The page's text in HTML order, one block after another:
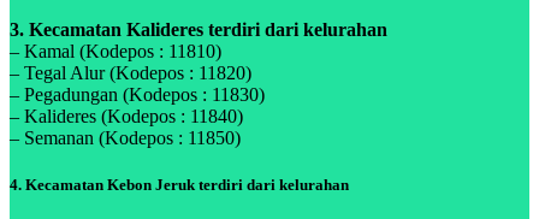
3. Kecamatan Kalideres terdiri dari kelurahan
– Kamal (Kodepos : 11810)
– Tegal Alur (Kodepos : 11820)
– Pegadungan (Kodepos : 11830)
– Kalideres (Kodepos : 11840)
– Semanan (Kodepos : 11850)
4. Kecamatan Kebon Jeruk terdiri dari kelurahan